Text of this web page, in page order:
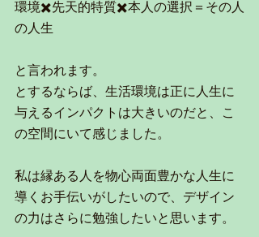
環境✖️先天的特質✖️本人の選択＝その人
の人生
と言われます。
とするならば、生活環境は正に人生に
与えるインパクトは大きいのだと、こ
の空間にいて感じました。
私は縁ある人を物心両面豊かな人生に
導くお手伝いがしたいので、デザイン
の力はさらに勉強したいと思います。